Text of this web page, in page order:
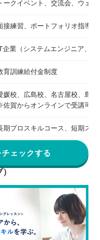
トークイベント、交流会、ウェ
接練習、ポートフォリオ指導
企業（システムエンジニア、
育訓練給付金制度
媛校、広島校、名古屋校、島根
佐賀からオンラインで受講可能
期プロスキルコース、短期ス
ェックする